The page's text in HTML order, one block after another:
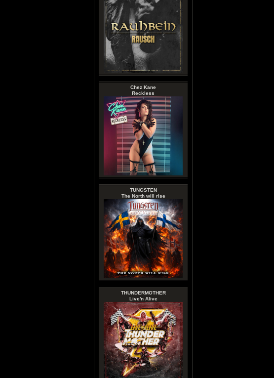
Chez Kane
Reckless
TUNGSTEN
The North will rise
THUNDERMOTHER
Live'n Alive